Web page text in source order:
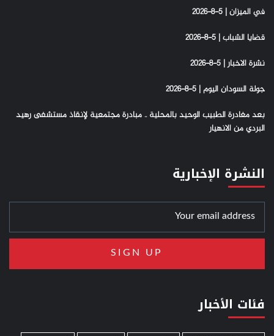
في الميزان | 5-8-2026
قضايا الشباب | 5-8-2026
نشرة الاخبار | 5-8-2026
جولة السودان اليوم | 5-8-2026
بعد مغادرة الطبيب الوحيد بالمحلية .. مبادرة مجتمعية لإنقاذ مستشفى رهيد
البردي من الانهيار
النشرة الإخبارية
فئات الأخبار